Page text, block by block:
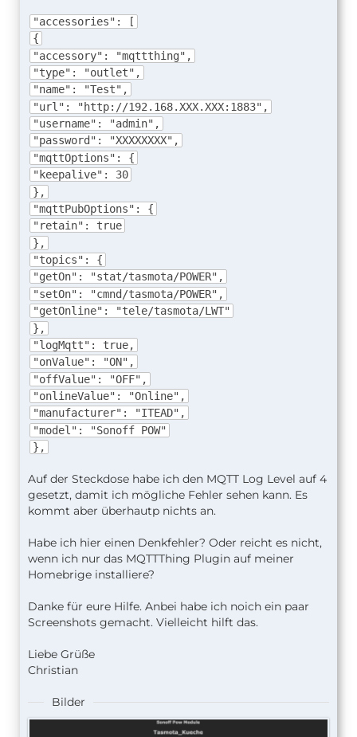
"accessories": [
{
"accessory": "mqttthing",
"type": "outlet",
"name": "Test",
"url": "http://192.168.XXX.XXX:1883",
"username": "admin",
"password": "XXXXXXXX",
"mqttOptions": {
"keepalive": 30
},
"mqttPubOptions": {
"retain": true
},
"topics": {
"getOn": "stat/tasmota/POWER",
"setOn": "cmnd/tasmota/POWER",
"getOnline": "tele/tasmota/LWT"
},
"logMqtt": true,
"onValue": "ON",
"offValue": "OFF",
"onlineValue": "Online",
"manufacturer": "ITEAD",
"model": "Sonoff POW"
},
Auf der Steckdose habe ich den MQTT Log Level auf 4
gesetzt, damit ich mögliche Fehler sehen kann. Es
kommt aber überhautp nichts an.
Habe ich hier einen Denkfehler? Oder reicht es nicht,
wenn ich nur das MQTTThing Plugin auf meiner
Homebrige installiere?
Danke für eure Hilfe. Anbei habe ich noich ein paar
Screenshots gemacht. Vielleicht hilft das.
Liebe Grüße
Christian
Bilder